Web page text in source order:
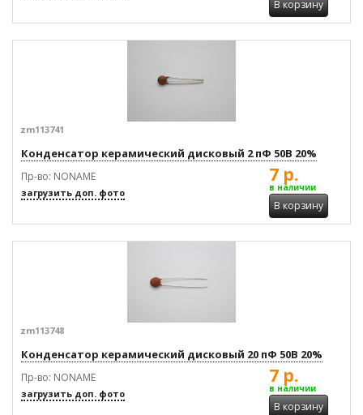
В корзину
zm113741
Конденсатор керамический дисковый 2 пФ 50В 20%
Пр-во: NONAME
загрузить доп. фото
7 р.
в наличии
В корзину
zm113748
Конденсатор керамический дисковый 20 пФ 50В 20%
Пр-во: NONAME
загрузить доп. фото
7 р.
в наличии
В корзину